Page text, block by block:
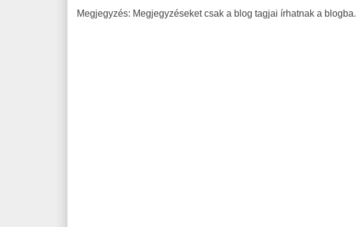
Megjegyzés: Megjegyzéseket csak a blog tagjai írhatnak a blogba.